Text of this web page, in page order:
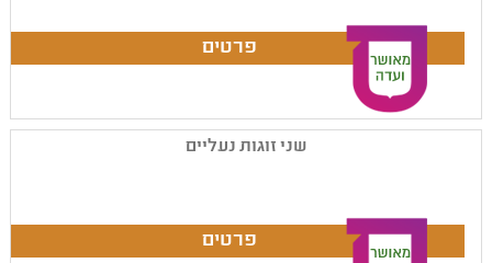
שני זוגות נעליים